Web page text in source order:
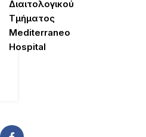
Διαιτολογικού
Τμήματος
Mediterraneo
Hospital